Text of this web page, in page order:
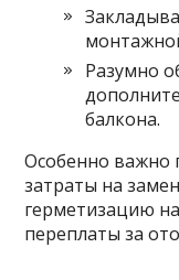
Разумно
балкона.
Особенно важно
затраты на
герметизацию
переплаты за